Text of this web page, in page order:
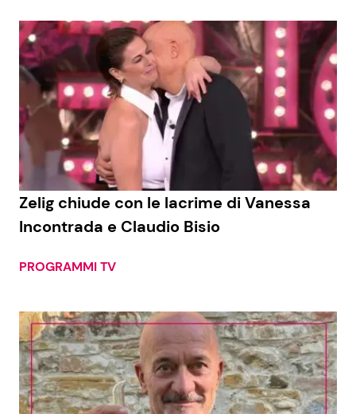
ShowBiz
News Cinema
News Musica
News Spettacolo
Social News
News dal mondo
Benessere
Mondo Mamma
News benessere
Cucina e Ricette
Le Ricette in TV
Primi Piatti
Zelig chiude con le lacrime di Vanessa
Incontrada e Claudio Bisio
PROGRAMMI TV